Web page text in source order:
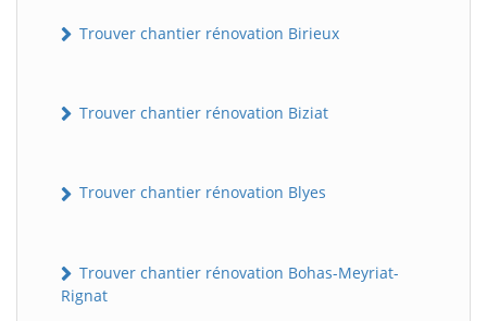
Trouver chantier rénovation Birieux
Trouver chantier rénovation Biziat
Trouver chantier rénovation Blyes
Trouver chantier rénovation Bohas-Meyriat-
Rignat